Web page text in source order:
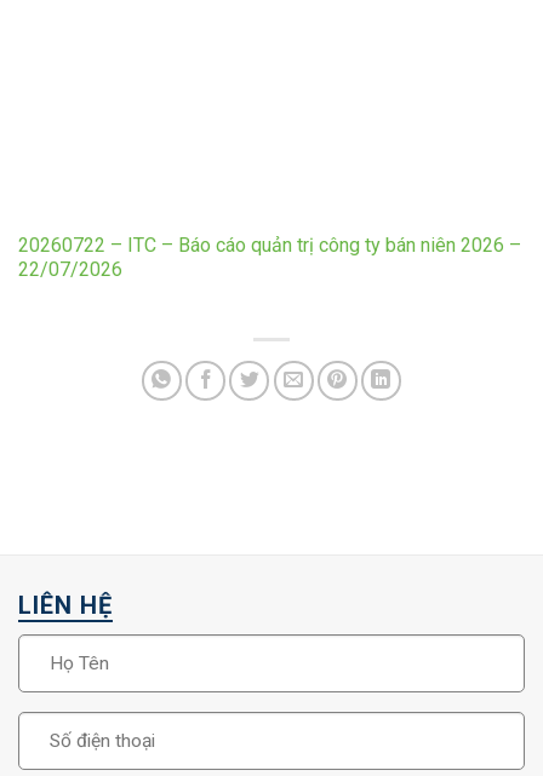
20260722 – ITC – Báo cáo quản trị công ty bán niên 2026 –
22/07/2026
LIÊN HỆ